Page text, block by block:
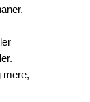
mere,